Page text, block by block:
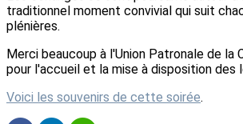
traditionnel moment convivial qui suit
plénières.
Merci beaucoup à l'Union Patronale de la
pour l'accueil et la mise à disposition des
Voici les souvenirs de cette soirée.